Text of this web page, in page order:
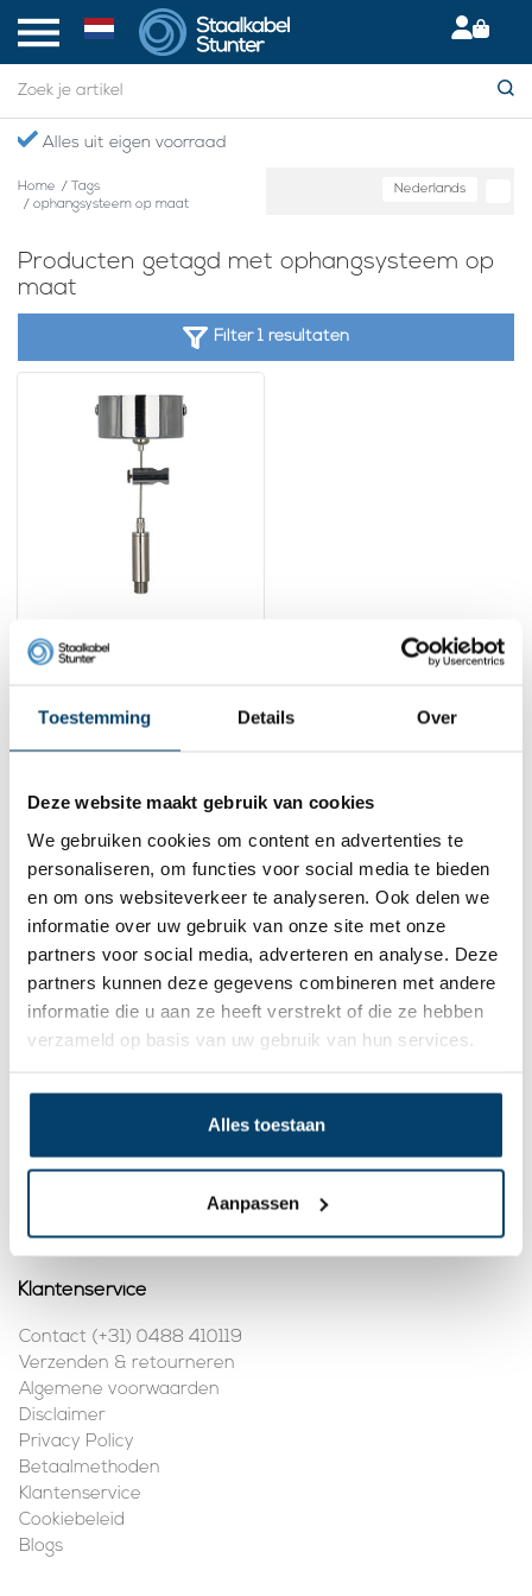
Toestemming Details Over
Deze website maakt gebruik van cookies
We gebruiken cookies om content en advertenties te
personaliseren, om functies voor social media te bieden
en om ons websiteverkeer te analyseren. Ook delen we
informatie over uw gebruik van onze site met onze
partners voor social media, adverteren en analyse. Deze
partners kunnen deze gegevens combineren met andere
informatie die u aan ze heeft verstrekt of die ze hebben
verzameld op basis van uw gebruik van hun services.
Alles toestaan
Aanpassen
Alles uit eigen voorraad
Home /
Tags
/ ophangsysteem op maat
Nederlands
Producten getagd met ophangsysteem op
maat
Filter 1 resultaten
Ophangsysteem
Contact
E-mail:
info@staalkabelstunter.com
Telefoonnummer: +31488410119
KVK nummer: 78463092
Klantenservice
Contact (+31) 0488 410119
Verzenden & retourneren
Algemene voorwaarden
Disclaimer
Privacy Policy
Betaalmethoden
Klantenservice
Cookiebeleid
Blogs